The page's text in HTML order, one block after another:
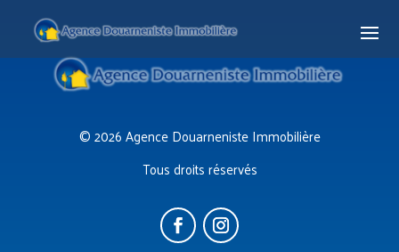
© 2026 Agence Douarneniste Immobilière
Tous droits réservés